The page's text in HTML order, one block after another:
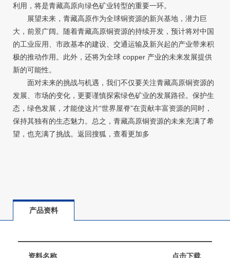
利用，将是青藏高原向绿色矿业转型的重要一环。
展望未来，青藏高原作为全球铜资源的新兴基地，潜力巨
大，前景广阔。随着青藏高原铜资源的持续开发，预计将对中国
的工业应用、市政基本的建设、交通运输及新兴起的产业带来积
极的推动作用。此外，还将为全球 copper 产业的未来发展提供
新的可能性。
面对未来的挑战与机遇，我们不仅要关注青藏高原铜资源的
发展、市场的变化，更要谨慎探索绿色矿业的发展路径。保护生
态，绿色发展，才能使这片“世界屋脊”在贡献丰富资源的同时，
保持其独有的生态魅力。总之，青藏高原铜资源的未来充满了希
望，也充满了挑战。返回搜狐，查看更加多
产品资料
资料名称 点击下载